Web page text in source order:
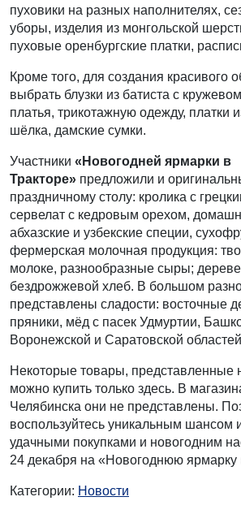
пуховики на разных наполнителях,
уборы, изделия из монгольской
пуховые оренбургские платки,
Кроме того, для создания красивого
выбрать блузки из батиста с
платья, трикотажную одежду, платки
шёлка, дамские сумки.
Участники «Новогодней ярмарки в
Тракторе» предложили и
праздничному столу: кролика с
сервелат с кедровым орехом,
абхазские и узбекские специи,
фермерская молочная продукция:
молоке, разнообразные сыры;
бездрожжевой хлеб. В большом
представлены сладости: восточные
пряники, мёд с пасек Удмуртии,
Воронежской и Саратовской
Некоторые товары, представленные
можно купить только здесь. В
Челябинска они не представлены.
воспользуйтесь уникальным шансом
удачными покупками и новогодним
24 декабря на «Новогоднюю ярмарку
Категории: Новости